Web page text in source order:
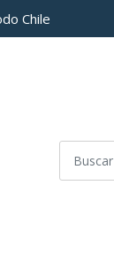
Chile